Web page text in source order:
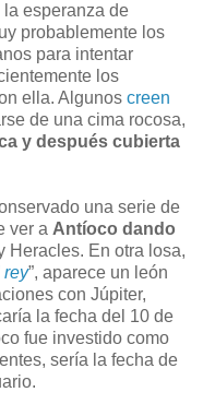
esperanza de
probablemente los
para intentar
los
ella. Algunos creen
de una cima rocosa,
y después cubierta
una serie de
ver a Antíoco dando
Heracles. En otra losa,
rey”, aparece un león
con Júpiter,
la fecha del 10 de
fue investido como
sería la fecha de